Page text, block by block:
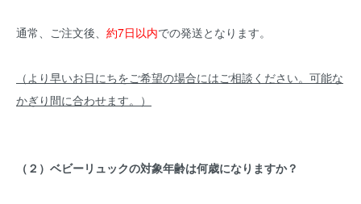
通常、ご注文後、 約7日以内での発送となります。
（より早いお日にちをご希望の場合にはご相談ください。可能な
かぎり間に合わせます。）
（２）ベビーリュックの対象年齢は何歳になりますか？